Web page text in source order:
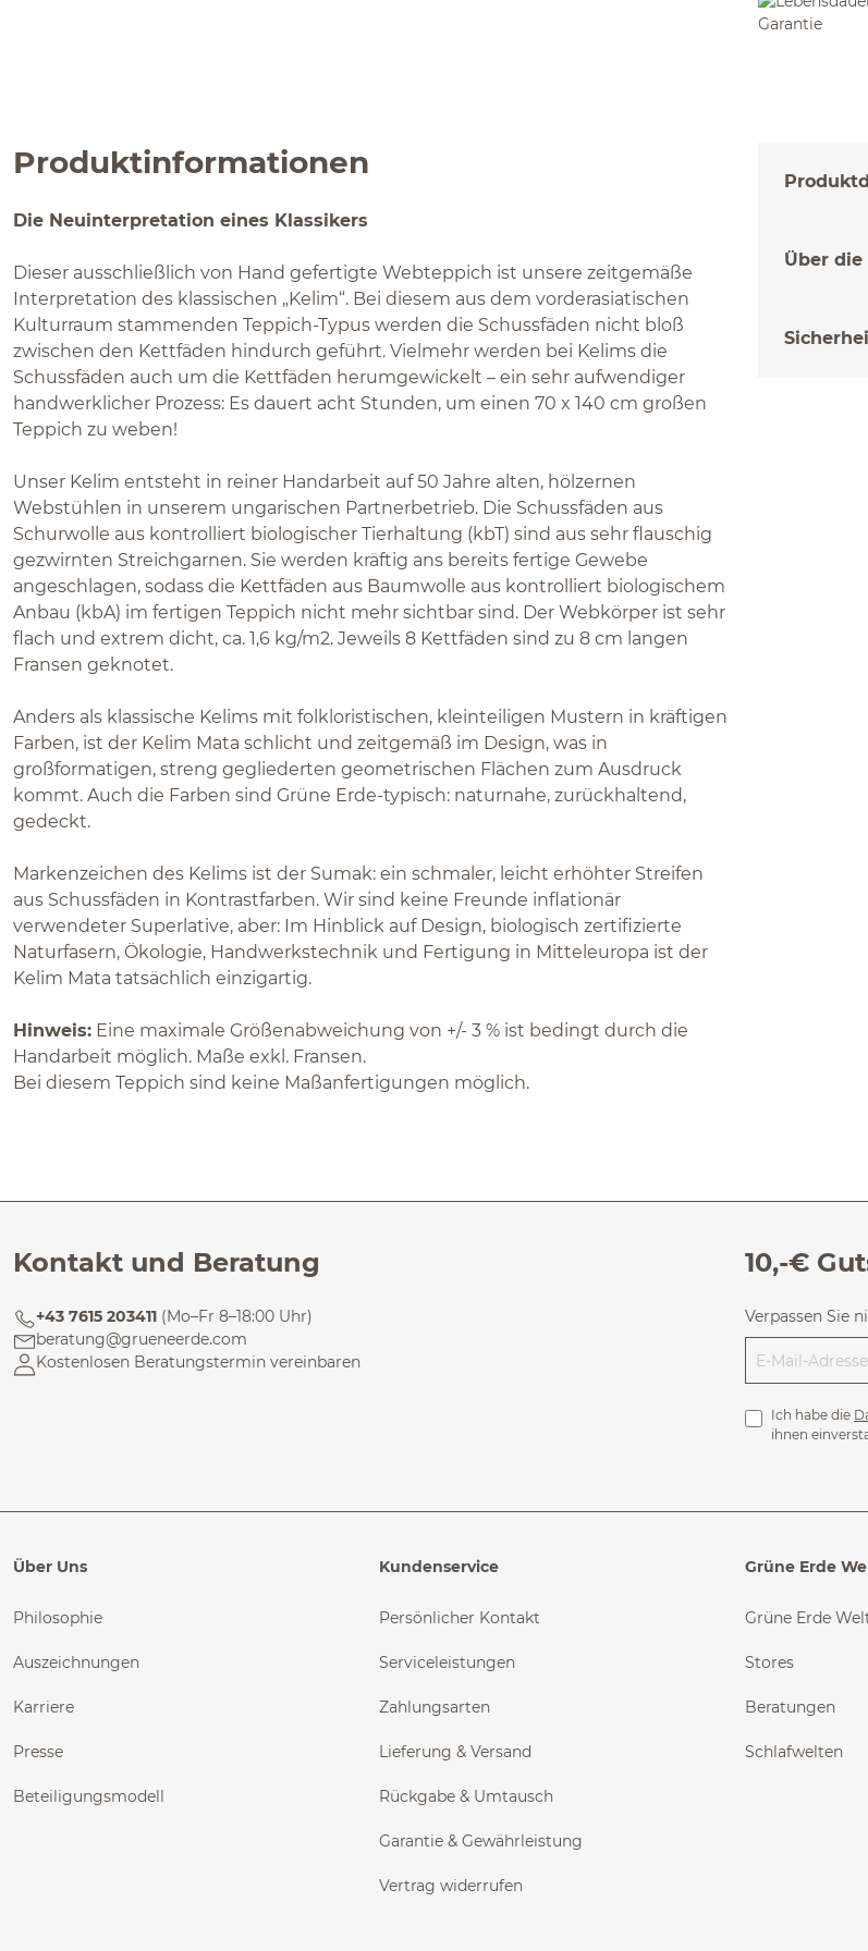
Produktinformationen
Die Neuinterpretation eines Klassikers
Dieser ausschließlich von Hand gefertigte Webteppich ist unsere zeitgemäße
Interpretation des klassischen „Kelim“. Bei diesem aus dem vorderasiatischen
Kulturraum stammenden Teppich-Typus werden die Schussfäden nicht bloß
zwischen den Kettfäden hindurch geführt. Vielmehr werden bei Kelims die
Schussfäden auch um die Kettfäden herumgewickelt – ein sehr aufwendiger
handwerklicher Prozess: Es dauert acht Stunden, um einen 70 x 140 cm großen
Teppich zu weben!
Unser Kelim entsteht in reiner Handarbeit auf 50 Jahre alten, hölzernen
Webstühlen in unserem ungarischen Partnerbetrieb. Die Schussfäden aus
Schurwolle aus kontrolliert biologischer Tierhaltung (kbT) sind aus sehr flauschig
gezwirnten Streichgarnen. Sie werden kräftig ans bereits fertige Gewebe
angeschlagen, sodass die Kettfäden aus Baumwolle aus kontrolliert biologischem
Anbau (kbA) im fertigen Teppich nicht mehr sichtbar sind. Der Webkörper ist sehr
flach und extrem dicht, ca. 1,6 kg/m2. Jeweils 8 Kettfäden sind zu 8 cm langen
Fransen geknotet.
Anders als klassische Kelims mit folkloristischen, kleinteiligen Mustern in kräftigen
Farben, ist der Kelim Mata schlicht und zeitgemäß im Design, was in
großformatigen, streng gegliederten geometrischen Flächen zum Ausdruck
kommt. Auch die Farben sind Grüne Erde-typisch: naturnahe, zurückhaltend,
gedeckt.
Markenzeichen des Kelims ist der Sumak: ein schmaler, leicht erhöhter Streifen
aus Schussfäden in Kontrastfarben. Wir sind keine Freunde inflationär
verwendeter Superlative, aber: Im Hinblick auf Design, biologisch zertifizierte
Naturfasern, Ökologie, Handwerkstechnik und Fertigung in Mitteleuropa ist der
Kelim Mata tatsächlich einzigartig.
Hinweis: Eine maximale Größenabweichung von +/- 3 % ist bedingt durch die
Handarbeit möglich. Maße exkl. Fransen.
Bei diesem Teppich sind keine Maßanfertigungen möglich.
Über
Kontakt und Beratung
+43 7615 203411 (Mo–Fr 8–18:00 Uhr)
beratung@grueneerde.com
Kostenlosen Beratungstermin vereinbaren
10,-€
Verpassen Sie
Ich habe die
ihnen
Über Uns
Philosophie
Auszeichnungen
Karriere
Presse
Beteiligungsmodell
Kundenservice
Persönlicher Kontakt
Serviceleistungen
Zahlungsarten
Lieferung & Versand
Rückgabe & Umtausch
Garantie & Gewährleistung
Vertrag widerrufen
Grüne Erde
Grüne Erde
Stores
Beratungen
Schlafwelten